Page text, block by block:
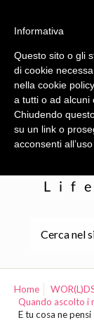
Home
Quando ascolto i
E tu cosa ne pensi
Informativa
Questo sito o gli
di cookie
nella cookie
a tutti o ad alcuni
Chiudendo
su un link o
acconsenti